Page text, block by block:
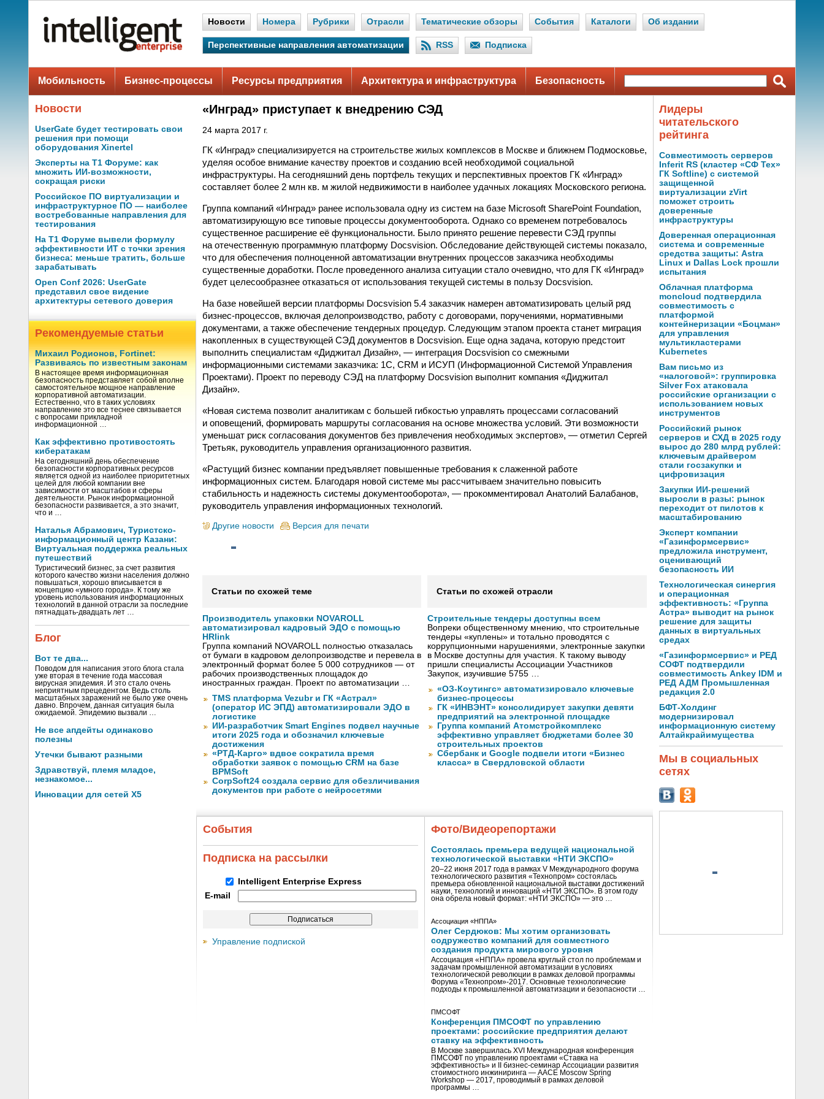
Новости Номера Рубрики Отрасли Тематические обзоры События Каталоги Об издании
Перспективные направления автоматизации RSS Подписка
Мобильность Бизнес-процессы Ресурсы предприятия Архитектура и инфраструктура Безопасность
Новости
UserGate будет тестировать свои
решения при помощи
оборудования Xinertel
Эксперты на Т1 Форуме: как
множить ИИ-возможности,
сокращая риски
Российское ПО виртуализации и
инфраструктурное ПО — наиболее
востребованные направления для
тестирования
На Т1 Форуме вывели формулу
эффективности ИТ с точки зрения
бизнеса: меньше тратить, больше
зарабатывать
Open Conf 2026: UserGate
представил свое видение
архитектуры сетевого доверия
Рекомендуемые статьи
Михаил Родионов, Fortinet:
Развиваясь по известным законам
В настоящее время информационная
безопасность представляет собой вполне
самостоятельное мощное направление
корпоративной автоматизации.
Естественно, что в таких условиях
направление это все теснее связывается
с вопросами прикладной
информационной …
Как эффективно противостоять
кибератакам
На сегодняшний день обеспечение
безопасности корпоративных ресурсов
является одной из наиболее приоритетных
целей для любой компании вне
зависимости от масштабов и сферы
деятельности. Рынок информационной
безопасности развивается, а это значит,
что и …
Наталья Абрамович, Туристско-
информационный центр Казани:
Виртуальная поддержка реальных
путешествий
Туристический бизнес, за счет развития
которого качество жизни населения должно
повышаться, хорошо вписывается в
концепцию «умного города». К тому же
уровень использования информационных
технологий в данной отрасли за последние
пятнадцать-двадцать лет …
Блог
Вот те два...
Поводом для написания этого блога стала
уже вторая в течение года массовая
вирусная эпидемия. И это стало очень
неприятным прецедентом. Ведь столь
масштабных заражений не было уже очень
давно. Впрочем, данная ситуация была
ожидаемой. Эпидемию вызвали …
Не все апдейты одинаково
полезны
Утечки бывают разными
Здравствуй, племя младое,
незнакомое...
Инновации для сетей X5
«Инград» приступает к внедрению СЭД
24 марта 2017 г.
ГК «Инград» специализируется на строительстве жилых комплексов в Москве и ближнем Подмосковье,
уделяя особое внимание качеству проектов и созданию всей необходимой социальной
инфраструктуры. На сегодняшний день портфель текущих и перспективных проектов ГК «Инград»
составляет более 2 млн кв. м жилой недвижимости в наиболее удачных локациях Московского региона.
Группа компаний «Инград» ранее использовала одну из систем на базе Microsoft SharePoint Foundation,
автоматизирующую все типовые процессы документооборота. Однако со временем потребовалось
существенное расширение её функциональности. Было принято решение перевести СЭД группы
на отечественную программную платформу Docsvision. Обследование действующей системы показало,
что для обеспечения полноценной автоматизации внутренних процессов заказчика необходимы
существенные доработки. После проведенного анализа ситуации стало очевидно, что для ГК «Инград»
будет целесообразнее отказаться от использования текущей системы в пользу Docsvision.
На базе новейшей версии платформы Docsvision 5.4 заказчик намерен автоматизировать целый ряд
бизнес-процессов, включая делопроизводство, работу с договорами, поручениями, нормативными
документами, а также обеспечение тендерных процедур. Следующим этапом проекта станет миграция
накопленных в существующей СЭД документов в Docsvision. Еще одна задача, которую предстоит
выполнить специалистам «Диджитал Дизайн», ― интеграция Docsvision со смежными
информационными системами заказчика: 1С, CRM и ИСУП (Информационной Системой Управления
Проектами). Проект по переводу СЭД на платформу Docsvision выполнит компания «Диджитал
Дизайн».
«Новая система позволит аналитикам с большей гибкостью управлять процессами согласований
и оповещений, формировать маршруты согласования на основе множества условий. Эти возможности
уменьшат риск согласования документов без привлечения необходимых экспертов», — отметил Сергей
Третьяк, руководитель управления организационного развития.
«Растущий бизнес компании предъявляет повышенные требования к слаженной работе
информационных систем. Благодаря новой системе мы рассчитываем значительно повысить
стабильность и надежность системы документооборота», — прокомментировал Анатолий Балабанов,
руководитель управления информационных технологий.
Другие новости Версия для печати
Статьи по схожей теме
Производитель упаковки NOVAROLL
автоматизировал кадровый ЭДО с помощью
HRlink
Группа компаний NOVAROLL полностью отказалась
от бумаги в кадровом делопроизводстве и перевела в
электронный формат более 5 000 сотрудников — от
рабочих производственных площадок до
иностранных граждан. Проект по автоматизации …
TMS платформа Vezubr и ГК «Астрал»
(оператор ИС ЭПД) автоматизировали ЭДО в
логистике
ИИ-разработчик Smart Engines подвел научные
итоги 2025 года и обозначил ключевые
достижения
«РТД-Карго» вдвое сократила время
обработки заявок с помощью CRM на базе
BPMSoft
CorpSoft24 создала сервис для обезличивания
документов при работе с нейросетями
Статьи по схожей отрасли
Строительные тендеры доступны всем
Вопреки общественному мнению, что строительные
тендеры «куплены» и тотально проводятся с
коррупционными нарушениями, электронные закупки
в Москве доступны для участия. К такому выводу
пришли специалисты Ассоциации Участников
Закупок, изучившие 5755 …
«ОЗ-Коутингс» автоматизировало ключевые
бизнес-процессы
ГК «ИНВЭНТ» консолидирует закупки девяти
предприятий на электронной площадке
Группа компаний Атомстройкомплекс
эффективно управляет бюджетами более 30
строительных проектов
Сбербанк и Google подвели итоги «Бизнес
класса» в Свердловской области
События
Подписка на рассылки
Intelligent Enterprise Express
E-mail
Управление подпиской
Фото/Видеорепортажи
Состоялась премьера ведущей национальной
технологической выставки «НТИ ЭКСПО»
20–22 июня 2017 года в рамках V Международного форума
технологического развития «Технопром» состоялась
премьера обновленной национальной выставки достижений
науки, технологий и инноваций «НТИ ЭКСПО». В этом году
она обрела новый формат: «НТИ ЭКСПО» — это …
Ассоциация «НППА»
Олег Сердюков: Мы хотим организовать
содружество компаний для совместного
создания продукта мирового уровня
Ассоциация «НППА» провела круглый стол по проблемам и
задачам промышленной автоматизации в условиях
технологической революции в рамках деловой программы
Форума «Технопром»-2017. Основные технологические
подходы к промышленной автоматизации и безопасности …
ПМСОФТ
Конференция ПМСОФТ по управлению
проектами: российские предприятия делают
ставку на эффективность
В Москве завершилась XVI Международная конференция
ПМСОФТ по управлению проектами «Ставка на
эффективность» и II бизнес-семинар Ассоциации развития
стоимостного инжиниринга — AACE Moscow Spring
Workshop — 2017, проводимый в рамках деловой
программы …
Лидеры
читательского
рейтинга
Совместимость серверов
Inferit RS (кластер «СФ Тех»
ГК Softline) с системой
защищенной
виртуализации zVirt
поможет строить
доверенные
инфраструктуры
Доверенная операционная
система и современные
средства защиты: Astra
Linux и Dallas Lock прошли
испытания
Облачная платформа
moncloud подтвердила
совместимость с
платформой
контейнеризации «Боцман»
для управления
мультикластерами
Kubernetes
Вам письмо из
«налоговой»: группировка
Silver Fox атаковала
российские организации с
использованием новых
инструментов
Российский рынок
серверов и СХД в 2025 году
вырос до 280 млрд рублей:
ключевым драйвером
стали госзакупки и
цифровизация
Закупки ИИ-решений
выросли в разы: рынок
переходит от пилотов к
масштабированию
Эксперт компании
«Газинформсервис»
предложила инструмент,
оценивающий
безопасность ИИ
Технологическая синергия
и операционная
эффективность: «Группа
Астра» выводит на рынок
решение для защиты
данных в виртуальных
средах
«Газинформсервис» и РЕД
СОФТ подтвердили
совместимость Ankey IDM и
РЕД АДМ Промышленная
редакция 2.0
БФТ-Холдинг
модернизировал
информационную систему
Алтайкрайимущества
Мы в социальных
сетях